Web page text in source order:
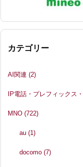
カテゴリー
AI関連 (2)
IP電話・プレフィックス
MNO (722)
au(1)
docomo(7)